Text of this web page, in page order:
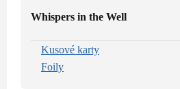
Whispers in the Well
Kusové karty
Foily